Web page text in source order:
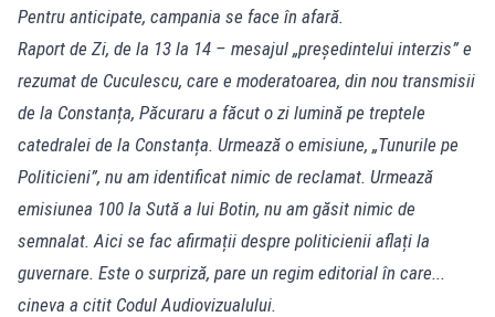
Pentru anticipate, campania se face în afară.
Raport de Zi, de la 13 la 14 – mesajul „președintelui interzis” e
rezumat de Cuculescu, care e moderatoarea, din nou transmisii
de la Constanța, Păcuraru a făcut o zi lumină pe treptele
catedralei de la Constanța. Urmează o emisiune, „Tunurile pe
Politicieni”, nu am identificat nimic de reclamat. Urmează
emisiunea 100 la Sută a lui Botin, nu am găsit nimic de
semnalat. Aici se fac afirmații despre politicienii aflați la
guvernare. Este o surpriză, pare un regim editorial în care...
cineva a citit Codul Audiovizualului.